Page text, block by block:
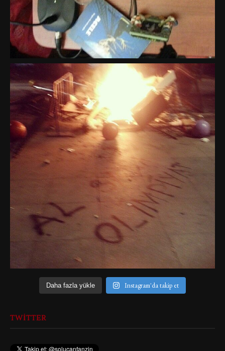
Daha fazla yükle Instagram'da takip et
TWITTER